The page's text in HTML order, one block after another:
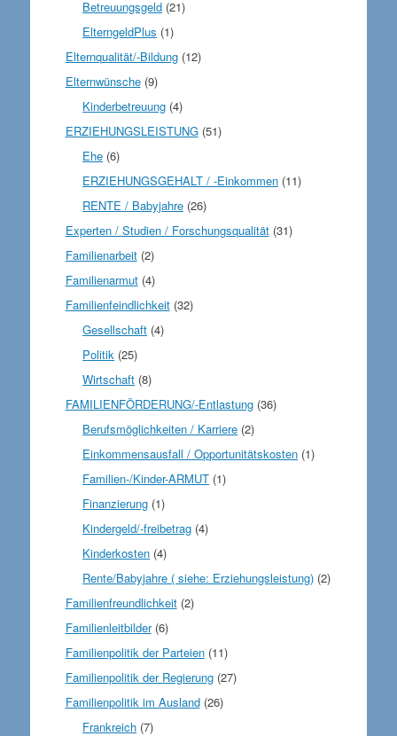
Betreuungsgeld (21)
ElterngeldPlus (1)
Elternqualität/-Bildung(12)
Elternwünsche(9)
Kinderbetreuung (4)
ERZIEHUNGSLEISTUNG(51)
Ehe (6)
ERZIEHUNGSGEHALT / -Einkommen (11)
RENTE / Babyjahre (26)
Experten / Studien / Forschungsqualität(31)
Familienarbeit(2)
Familienarmut(4)
Familienfeindlichkeit(32)
Gesellschaft (4)
Politik (25)
Wirtschaft (8)
FAMILIENFÖRDERUNG/-Entlastung(36)
Berufsmöglichkeiten / Karriere (2)
Einkommensausfall / Opportunitätskosten (1)
Familien-/Kinder-ARMUT (1)
Finanzierung (1)
Kindergeld/-freibetrag (4)
Kinderkosten (4)
Rente/Babyjahre ( siehe: Erziehungsleistung) (2)
Familienfreundlichkeit(2)
Familienleitbilder(6)
Familienpolitik der Parteien(11)
Familienpolitik der Regierung(27)
Familienpolitik im Ausland(26)
Frankreich (7)